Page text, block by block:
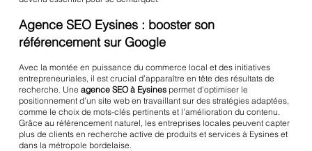
Agence SEO Eysines : booster son
référencement sur Google
Avec la montée en puissance du commerce local et des initiatives
entrepreneuriales, il est crucial d’apparaître en tête des résultats de
recherche. Uneagence SEO à Eysines permet d’optimiser le
positionnement d’un site web en travaillant sur des stratégies adaptées,
comme le choix de mots-clés pertinents et l’amélioration du contenu.
Grâce au référencement naturel, les entreprises locales peuvent capter
plus de clients en recherche active de produits et services à Eysines et
dans la métropole bordelaise.